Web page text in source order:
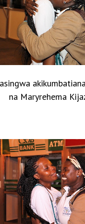
na Maryrehema